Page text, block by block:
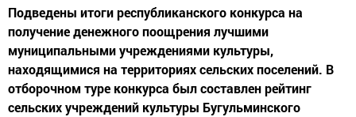
Подведены итоги республиканского конкурса на
получение денежного поощрения лучшими
муниципальными учреждениями культуры,
находящимися на территориях сельских поселений. В
отборочном туре конкурса был составлен рейтинг
сельских учреждений культуры Бугульминского